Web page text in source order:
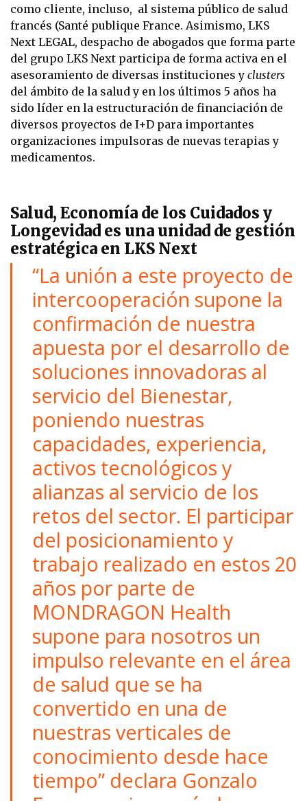
como cliente, incluso, al sistema público de salud
francés (Santé publique France. Asimismo, LKS
Next LEGAL, despacho de abogados que forma parte
del grupo LKS Next participa de forma activa en el
asesoramiento de diversas instituciones y clusters
del ámbito de la salud y en los últimos 5 años ha
sido líder en la estructuración de financiación de
diversos proyectos de I+D para importantes
organizaciones impulsoras de nuevas terapias y
medicamentos.
Salud, Economía de los Cuidados y
Longevidad es una unidad de gestión
estratégica en LKS Next
“La unión a este proyecto de
intercooperación supone la
confirmación de nuestra
apuesta por el desarrollo de
soluciones innovadoras al
servicio del Bienestar,
poniendo nuestras
capacidades, experiencia,
activos tecnológicos y
alianzas al servicio de los
retos del sector. El participar
del posicionamiento y
trabajo realizado en estos 20
años por parte de
MONDRAGON Health
supone para nosotros un
impulso relevante en el área
de salud que se ha
convertido en una de
nuestras verticales de
conocimiento desde hace
tiempo” declara Gonzalo